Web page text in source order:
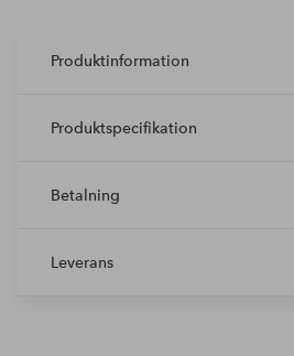
Produktinformation
Produktspecifikation
Betalning
Leverans